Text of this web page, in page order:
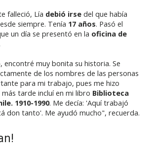
falleció, Lía debió irse del que había
siempre. Tenía 17 años. Pasó el
un día se presentó en la oficina de
encontré muy bonita su historia. Se
de los nombres de las personas
para mi trabajo, pues me hizo
tarde incluí en mi libro Biblioteca
1910-1990. Me decía: 'Aquí trabajó
don tanto'. Me ayudó mucho", recuerda.